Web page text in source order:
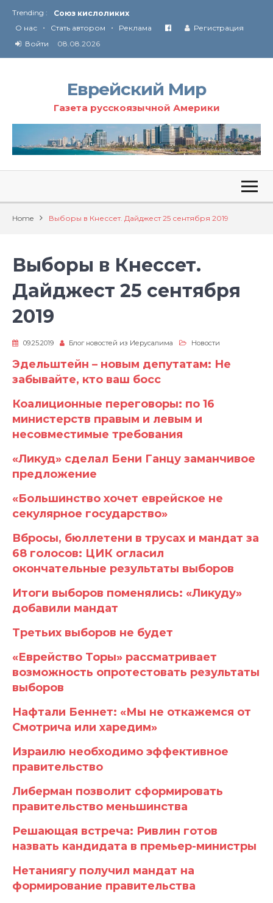
Trending :
Соглашение США с Ираном
Технология Революции в Иране
От Ирана до Ливана и Газы
О нас • Стать автором • Реклама
Регистрация
Войти
08.08.2026
Еврейский Мир
Газета русскоязычной Америки
Home Выборы в Кнессет. Дайджест 25 сентября 2019
Выборы в Кнессет.
Дайджест 25 сентября
2019
09.25.2019 Блог новостей из Иерусалима Новости
Эдельштейн – новым депутатам: Не
забывайте, кто ваш босс
Коалиционные переговоры: по 16
министерств правым и левым и
несовместимые требования
«Ликуд» сделал Бени Ганцу заманчивое
предложение
«Большинство хочет еврейское не
секулярное государство»
Вбросы, бюллетени в трусах и мандат за
68 голосов: ЦИК огласил
окончательные результаты выборов
Итоги выборов поменялись: «Ликуду»
добавили мандат
Третьих выборов не будет
«Еврейство Торы» рассматривает
возможность опротестовать результаты
выборов
Нафтали Беннет: «Мы не откажемся от
Смотрича или харедим»
Израилю необходимо эффективное
правительство
Либерман позволит сформировать
правительство меньшинства
Решающая встреча: Ривлин готов
назвать кандидата в премьер-министры
Нетаниягу получил мандат на
формирование правительства